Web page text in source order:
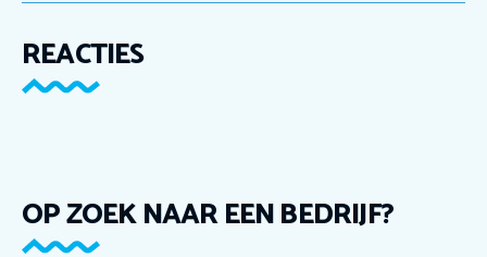
REACTIES
OP ZOEK NAAR EEN BEDRIJF?